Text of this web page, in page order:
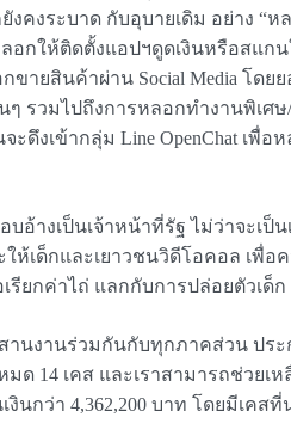
คงระบาด กับอุบายเดิม อย่าง “
กให้ติดตั้งแอปฯดูดเงินหรือสแก
ายสินค้าผ่าน Social Media โด
รวมไปถึงการหลอกทำงานพิเศ
ะดึงเข้ากลุ่ม Line OpenChat เพื่
อ้างเป็นเจ้าหน้าที่รัฐ ไม่ว่าจะเป็
ห้เด็กและเยาวชนวิดีโอคอล เพื่
ยกค่าไถ่ แลกกับการปล่อยตัวเด็ก
นงานร่วมกันกับทุกภาคส่วน ปร
14 เคส และเราสามารถช่วยเ
กว่า 4,362,200 บาท โดยมีเคสที่